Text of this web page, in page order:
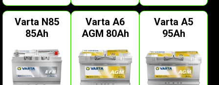
Varta N85
85Ah
Varta A6
AGM 80Ah
Varta A5
95Ah